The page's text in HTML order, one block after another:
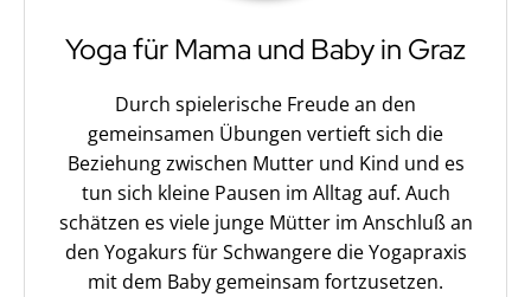
Yoga für Mama und Baby in Graz
Durch spielerische Freude an den
gemeinsamen Übungen vertieft sich die
Beziehung zwischen Mutter und Kind und es
tun sich kleine Pausen im Alltag auf. Auch
schätzen es viele junge Mütter im Anschluß an
den Yogakurs für Schwangere die Yogapraxis
mit dem Baby gemeinsam fortzusetzen.